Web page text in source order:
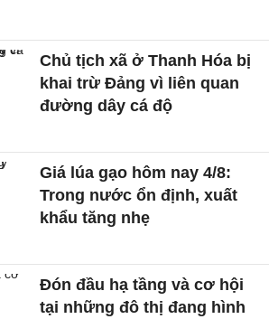
Chủ tịch xã ở Thanh Hóa bị
khai trừ Đảng vì liên quan
đường dây cá độ
Giá lúa gạo hôm nay 4/8:
Trong nước ổn định, xuất
khẩu tăng nhẹ
Đón đầu hạ tầng và cơ hội
tại những đô thị đang hình